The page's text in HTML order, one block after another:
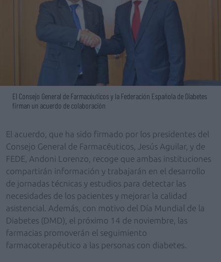
El Consejo General de Farmacéuticos y la Federación Española de Diabetes
firman un acuerdo de colaboración
El acuerdo, que ha sido firmado por los presidentes del
Consejo General de Farmacéuticos, Jesús Aguilar, y de
FEDE, Andoni Lorenzo, recoge que ambas instituciones
compartirán información y trabajarán en el desarrollo
de jornadas técnicas y estudios para detectar las
necesidades de los pacientes y mejorar la calidad
asistencial. Además, con motivo del Día Mundial de la
Diabetes (DMD), el próximo 14 de noviembre, las
farmacias promoverán el seguimiento
farmacoterapéutico a las personas con diabetes.